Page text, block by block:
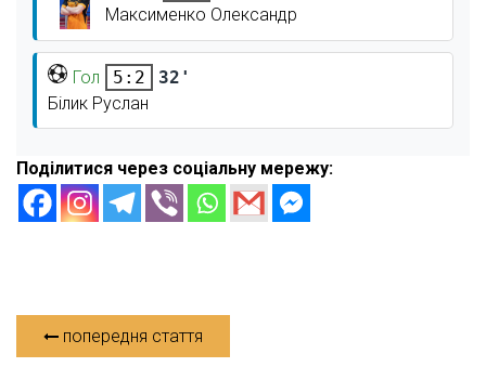
Максименко Олександр
Гол 5:2
32'
Білик Руслан
Поділитися через соціальну мережу:
попередня стаття